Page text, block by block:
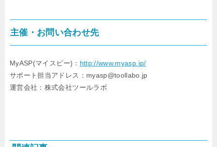
主催・お問い合わせ先
MyASP(マイスピー)： http://www.myasp.jp/
サポート担当アドレス：myasp@toollabo.jp
運営会社：株式会社ツールラボ